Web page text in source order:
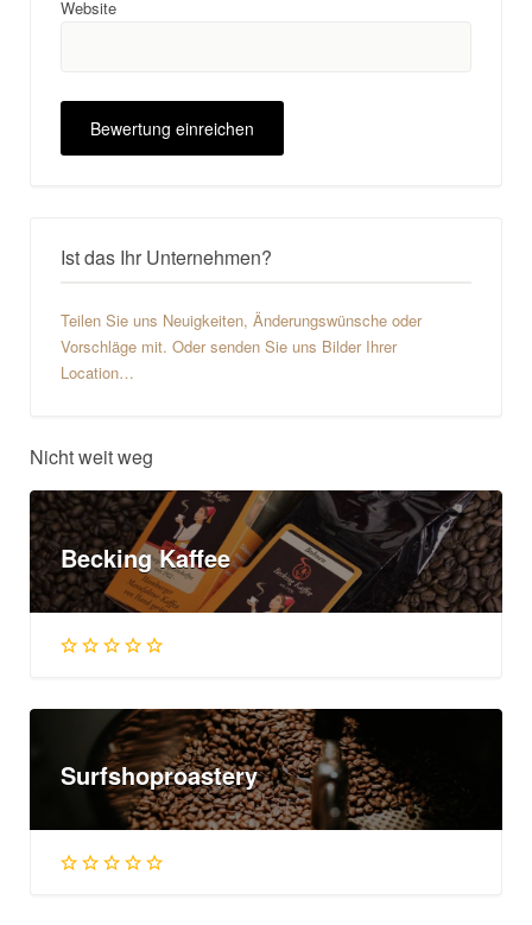
Website
Ist das Ihr Unternehmen?
Teilen Sie uns Neuigkeiten, Änderungswünsche oder
Vorschläge mit. Oder senden Sie uns Bilder Ihrer
Location…
Nicht weit weg
Becking Kaffee
Surfshoproastery